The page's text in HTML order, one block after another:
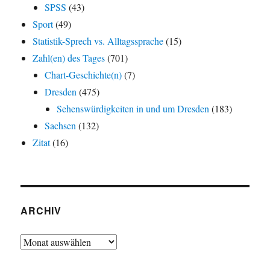
SPSS (43)
Sport(49)
Statistik-Sprech vs. Alltagssprache(15)
Zahl(en) des Tages(701)
Chart-Geschichte(n)(7)
Dresden (475)
Sehenswürdigkeiten in und um Dresden (183)
Sachsen (132)
Zitat(16)
ARCHIV
Archiv